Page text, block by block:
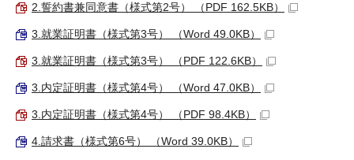
2.誓約書兼同意書（様式第2号） （PDF 162.5KB）
3.就業証明書（様式第3号） （Word 49.0KB）
3.就業証明書（様式第3号） （PDF 122.6KB）
3.内定証明書（様式第4号） （Word 47.0KB）
3.内定証明書（様式第4号） （PDF 98.4KB）
4.請求書（様式第6号） （Word 39.0KB）